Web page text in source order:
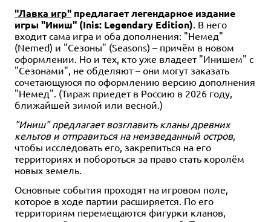
"Лавка игр" предлагает легендарное издание
игры "Иниш" (Inis: Legendary Edition) . В него
входит сама игра и оба дополнения: "Немед"
(Nemed) и "Сезоны" (Seasons) – причём в новом
оформлении. Но и тех, кто уже владеет "Инишем" с
"Сезонами", не обделяют – они могут заказать
сочетающуюся по оформлению версию дополнения
"Немед". (Тираж приедет в Россию в 2026 году,
ближайшей зимой или весной.)
"Иниш" предлагает возглавить кланы древних
кельтов и отправиться на неизведанный остров,
чтобы исследовать его, закрепиться на его
территориях и побороться за право стать королём
новых земель.
Основные события проходят на игровом поле,
которое в ходе партии расширяется. По его
территориям перемещаются фигурки кланов,